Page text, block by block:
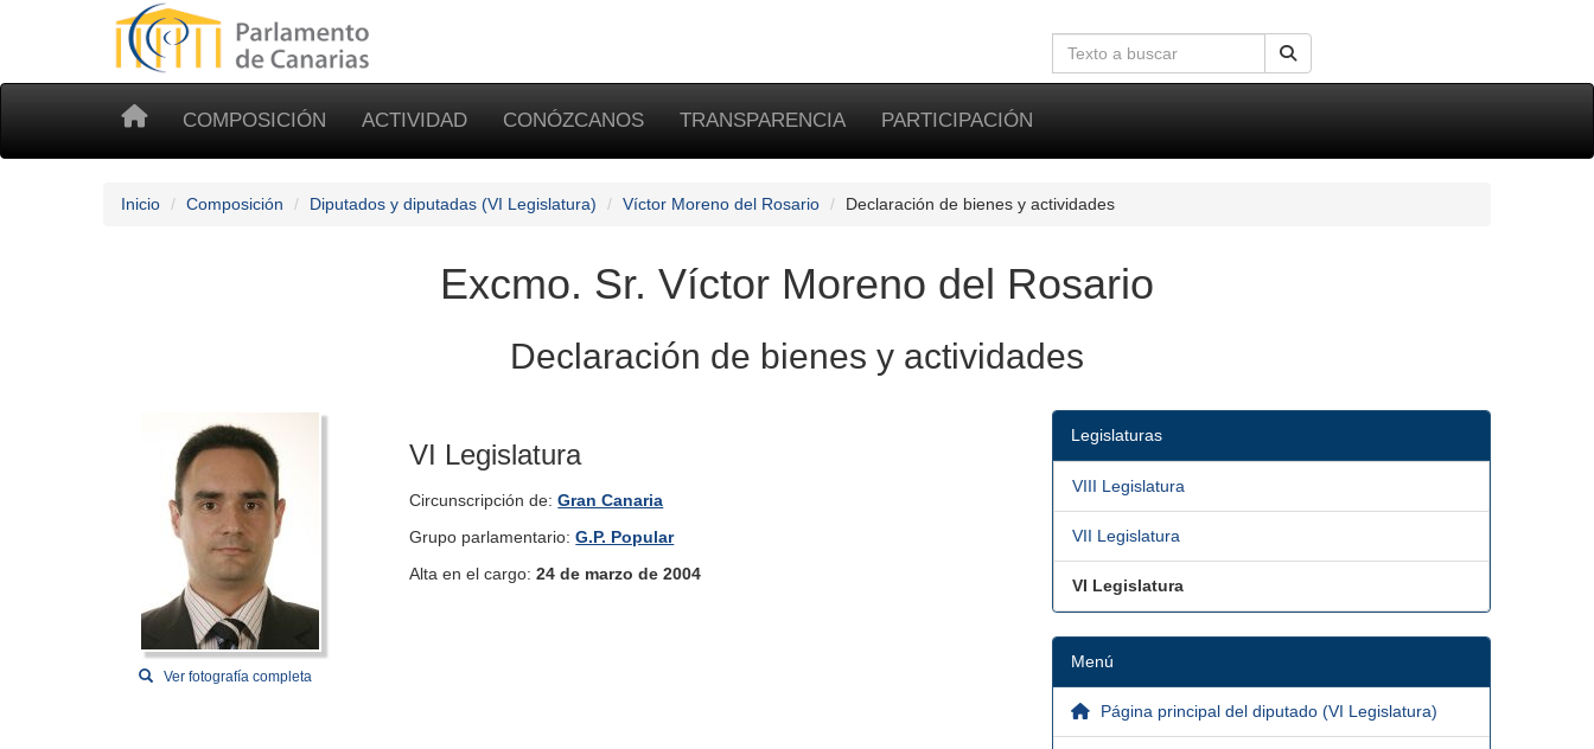
COMPOSICIÓN ACTIVIDAD CONÓZCANOS TRANSPARENCIA PARTICIPACIÓN
Inicio Composición Diputados y diputadas (VI Legislatura) Víctor Moreno del Rosario Declaración de bienes y actividades
Excmo. Sr. Víctor Moreno del Rosario
Declaración de bienes y actividades
Ver fotografía completa
VI Legislatura
Circunscripción de:Gran Canaria
Grupo parlamentario:G.P. Popular
Alta en el cargo:24 de marzo de 2004
Legislaturas
VIII Legislatura
VII Legislatura
VI Legislatura
Menú
Página principal del diputado (VI Legislatura)